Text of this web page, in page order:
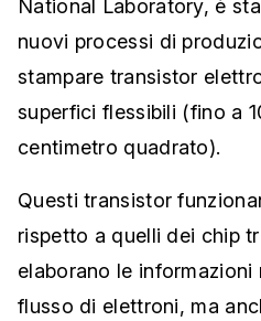
National Laboratory, è
nuovi processi di
stampare transistor
superfici flessibili (fino a
centimetro quadrato).
Questi transistor
rispetto a quelli dei chip
elaborano le
flusso di elettroni, ma